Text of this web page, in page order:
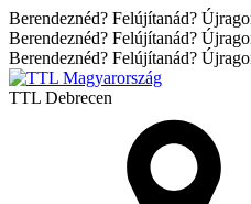
Berendeznéd? Felújítanád?
Berendeznéd? Felújítanád?
Berendeznéd? Felújítanád?
TTL Debrecen